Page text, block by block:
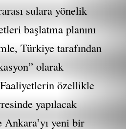
sulara yönelik
başlatma planını
Türkiye tarafından
olarak
özellikle
yapılacak
Ankara’yı yeni bir